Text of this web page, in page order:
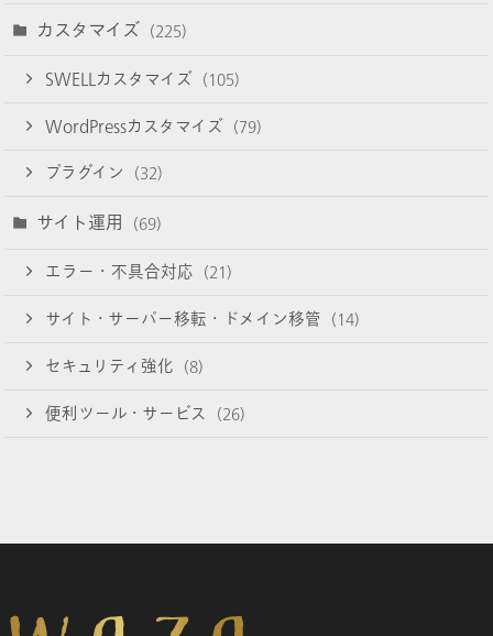
カスタマイズ (225)
SWELLカスタマイズ (105)
WordPressカスタマイズ (79)
プラグイン (32)
サイト運用 (69)
エラー・不具合対応 (21)
サイト・サーバー移転・ドメイン移管 (14)
セキュリティ強化 (8)
便利ツール・サービス (26)